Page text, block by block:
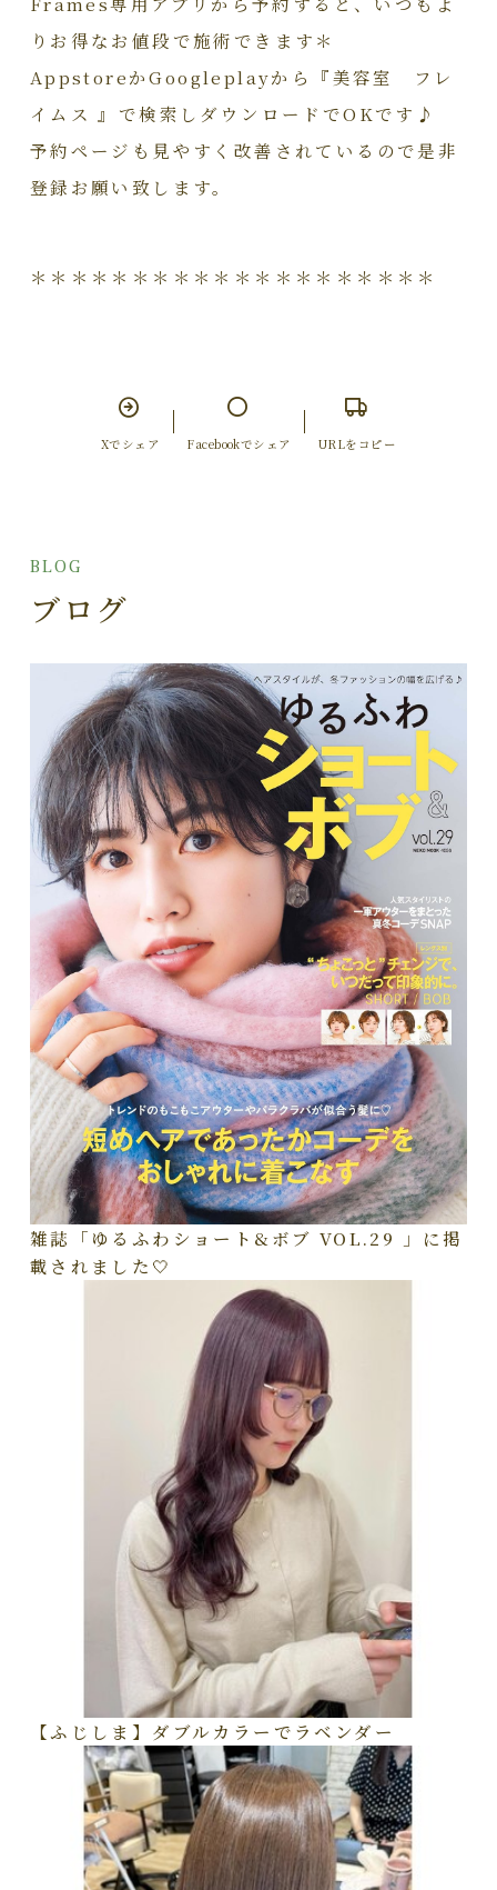
りお得なお値段で施術できます＊
AppstoreかGoogleplayから『美容室 フレ
イムス 』で検索しダウンロードでOKです♪
予約ページも見やすく改善されているので是非
登録お願い致します。
＊＊＊＊＊＊＊＊＊＊＊＊＊＊＊＊＊＊＊＊
Xでシェア Facebookでシェア URLをコピー
BLOG
ブログ
雑誌「ゆるふわショート&ボブ VOL.29 」に掲
載されました🤍
【ふじしま】ダブルカラーでラベンダー